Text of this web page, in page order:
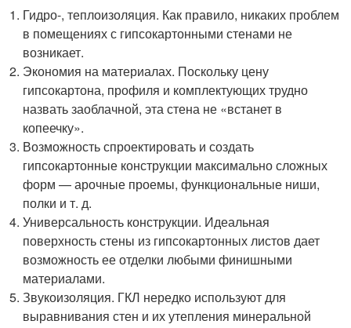
Гидро-, теплоизоляция. Как правило, никаких проблем
в помещениях с гипсокартонными стенами не
возникает.
Экономия на материалах. Поскольку цену
гипсокартона, профиля и комплектующих трудно
назвать заоблачной, эта стена не «встанет в
копеечку».
Возможность спроектировать и создать
гипсокартонные конструкции максимально сложных
форм — арочные проемы, функциональные ниши,
полки и т. д.
Универсальность конструкции. Идеальная
поверхность стены из гипсокартонных листов дает
возможность ее отделки любыми финишными
материалами.
Звукоизоляция. ГКЛ нередко используют для
выравнивания стен и их утепления минеральной